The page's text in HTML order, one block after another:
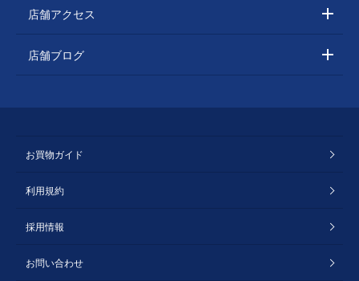
店舗アクセス
店舗ブログ
お買物ガイド
利用規約
採用情報
お問い合わせ